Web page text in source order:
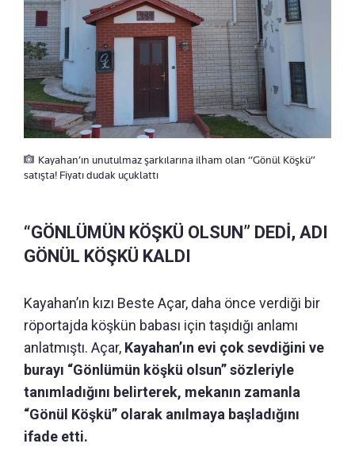
Kayahan’ın unutulmaz şarkılarına ilham olan “Gönül Köşkü”
satışta! Fiyatı dudak uçuklattı
“GÖNLÜMÜN KÖŞKÜ OLSUN” DEDİ, ADI
GÖNÜL KÖŞKÜ KALDI
Kayahan’ın kızı Beste Açar, daha önce verdiği bir
röportajda köşkün babası için taşıdığı anlamı
anlatmıştı. Açar, Kayahan’ın evi çok sevdiğini ve
burayı “Gönlümün köşkü olsun” sözleriyle
tanımladığını belirterek, mekanın zamanla
“Gönül Köşkü” olarak anılmaya başladığını
ifade etti.